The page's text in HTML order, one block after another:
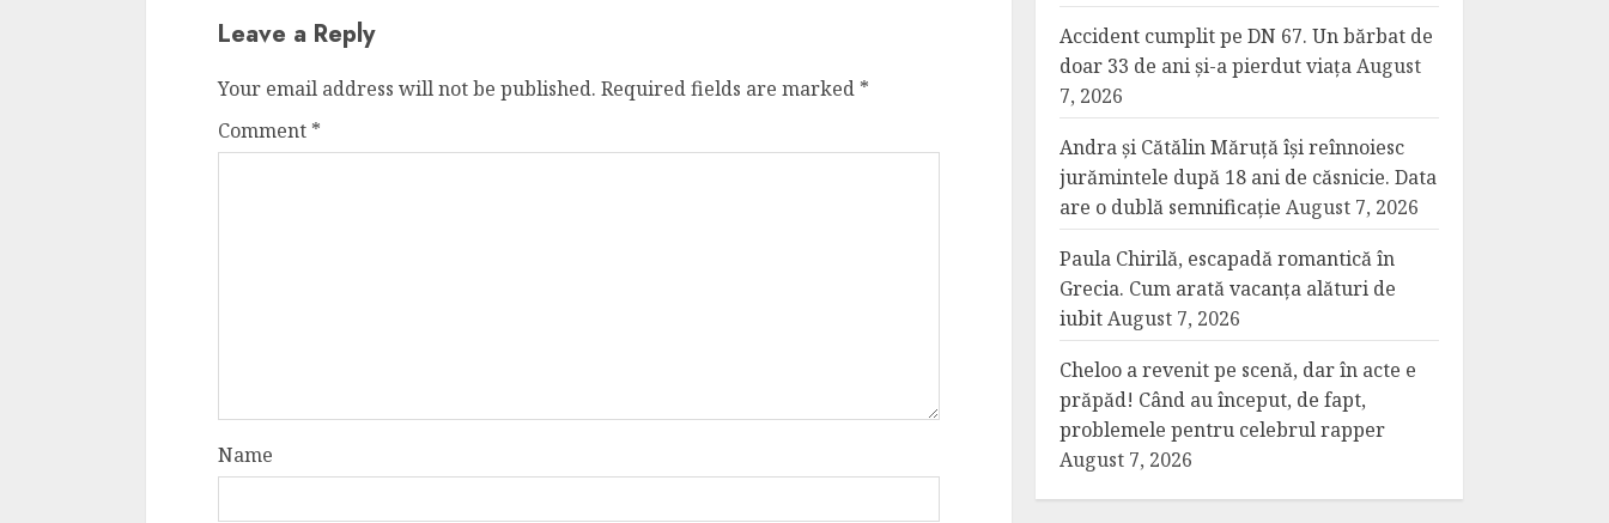
Leave a Reply
Your email address will not be published. Required fields are marked *
Comment *
Name
Accident cumplit pe DN 67. Un bărbat de
doar 33 de ani și-a pierdut viațaAugust
7, 2026
Andra și Cătălin Măruță își reînnoiesc
jurămintele după 18 ani de căsnicie. Data
are o dublă semnificație August 7, 2026
Paula Chirilă, escapadă romantică în
Grecia. Cum arată vacanța alături de
iubitAugust 7, 2026
Cheloo a revenit pe scenă, dar în acte e
prăpăd! Când au început, de fapt,
problemele pentru celebrul rapper
August 7, 2026